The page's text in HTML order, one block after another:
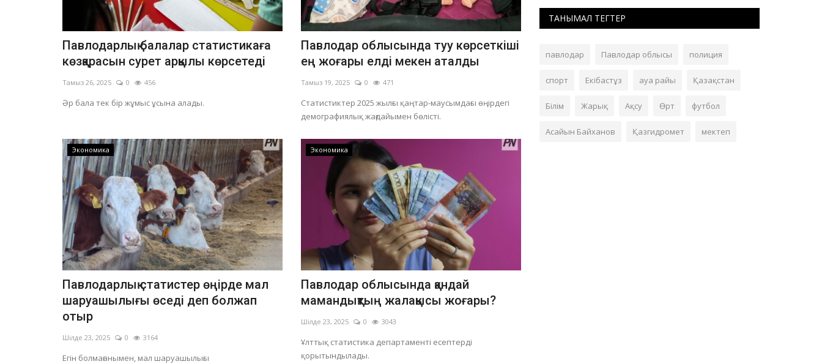
Павлодарлық балалар статистикаға
көзқарасын сурет арқылы көрсетеді
Тамыз 26, 2025 0 456
Әр бала тек бір жұмыс ұсына алады.
Павлодар облысында туу көрсеткіші
ең жоғары елді мекен аталды
Тамыз 19, 2025 0 471
Статистиктер 2025 жылғы қаңтар-маусымдағы өңірдегі
демографиялық жағдайымен бөлісті.
Экономика
Павлодарлық статистер өңірде мал
шаруашылығы өседі деп болжап
отыр
Шілде 23, 2025 0 3164
Егін болмағанымен, мал шаруашылығы
Экономика
Павлодар облысында қандай
мамандықтың жалақысы жоғары?
Шілде 23, 2025 0 3043
Ұлттық статистика департаменті есептерді
қорытындылады.
ТАНЫМАЛ ТЕГТЕР
павлодар Павлодар облысы полиция
спорт Екібастұз ауа райы Қазақстан
Білім Жарық Ақсу Өрт футбол
Асайын Байханов Қазгидромет мектеп